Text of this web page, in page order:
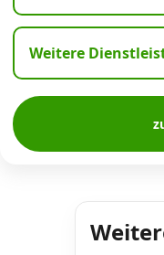
Weitere